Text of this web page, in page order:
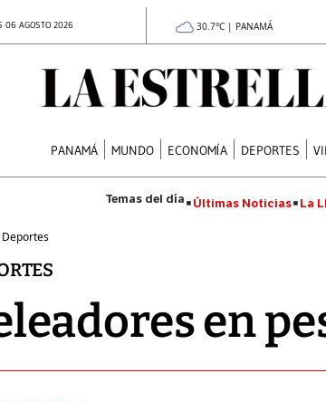
06 AGOSTO 2026 30.7°C | PANAMÁ
PANAMÁ MUNDO ECONOMÍA DEPORTES
Últimas Noticias La
Deportes
en